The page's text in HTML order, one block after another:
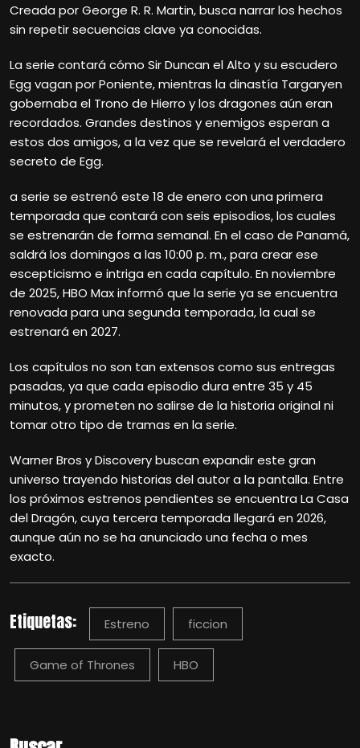
Creada por George R. R. Martin, busca narrar los hechos
sin repetir secuencias clave ya conocidas.
La serie contará cómo Sir Duncan el Alto y su escudero
Egg vagan por Poniente, mientras la dinastía Targaryen
gobernaba el Trono de Hierro y los dragones aún eran
recordados. Grandes destinos y enemigos esperan a
estos dos amigos, a la vez que se revelará el verdadero
secreto de Egg.
a serie se estrenó este 18 de enero con una primera
temporada que contará con seis episodios, los cuales
se estrenarán de forma semanal. En el caso de Panamá,
saldrá los domingos a las 10:00 p. m., para crear ese
escepticismo e intriga en cada capítulo. En noviembre
de 2025, HBO Max informó que la serie ya se encuentra
renovada para una segunda temporada, la cual se
estrenará en 2027.
Los capítulos no son tan extensos como sus entregas
pasadas, ya que cada episodio dura entre 35 y 45
minutos, y prometen no salirse de la historia original ni
tomar otro tipo de tramas en la serie.
Warner Bros y Discovery buscan expandir este gran
universo trayendo historias del autor a la pantalla. Entre
los próximos estrenos pendientes se encuentra La Casa
del Dragón, cuya tercera temporada llegará en 2026,
aunque aún no se ha anunciado una fecha o mes
exacto.
Etiquetas: Estreno ficcion
Game of Thrones HBO